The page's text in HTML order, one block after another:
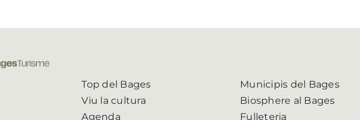
Top del Bages
Viu la cultura
Agenda
Municipis del Bages
Biosphere al Bages
Fulleteria